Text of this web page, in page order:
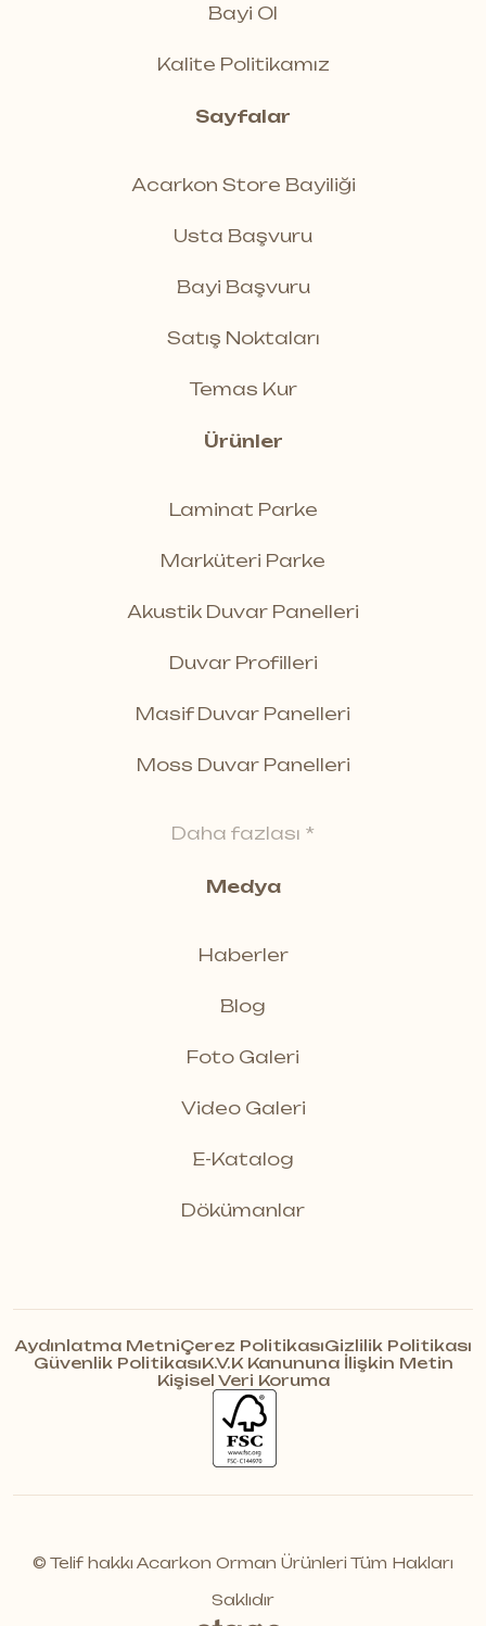
Bayi Ol
Kalite Politikamız
Sayfalar
Acarkon Store Bayiliği
Usta Başvuru
Bayi Başvuru
Satış Noktaları
Temas Kur
Ürünler
Laminat Parke
Marküteri Parke
Akustik Duvar Panelleri
Duvar Profilleri
Masif Duvar Panelleri
Moss Duvar Panelleri
Daha fazlası *
Medya
Haberler
Blog
Foto Galeri
Video Galeri
E-Katalog
Dökümanlar
Aydınlatma MetniÇerez PolitikasıGizlilik Politikası
Güvenlik PolitikasıK.V.K Kanununa İlişkin Metin
Kişisel Veri Koruma
© Telif hakkı Acarkon Orman Ürünleri Tüm Hakları
Saklıdır